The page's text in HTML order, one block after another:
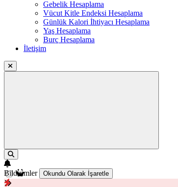
Gebelik Hesaplama
Vücut Kitle Endeksi Hesaplama
Günlük Kalori İhtiyacı Hesaplama
Yaş Hesaplama
Burç Hesaplama
İletişim
Bildirimler Okundu Olarak İşaretle